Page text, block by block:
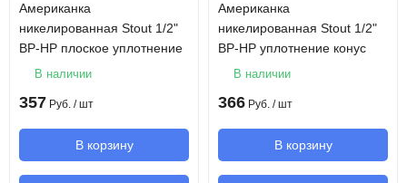
Американка
никелированная Stout 1/2"
ВР-НР плоское уплотнение
В наличии
357 Руб. / шт
В корзину
Американка
никелированная Stout 1/2"
ВР-НР уплотнение конус
В наличии
366 Руб. / шт
В корзину